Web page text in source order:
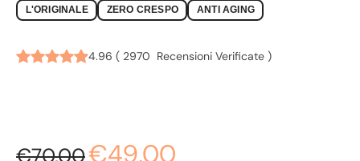
ANTICRESPO | AZZURRA
L'ORIGINALE ZERO CRESPO ANTI AGING
4.96 ( 2970 Recensioni Verificate )
€70,00€49,00